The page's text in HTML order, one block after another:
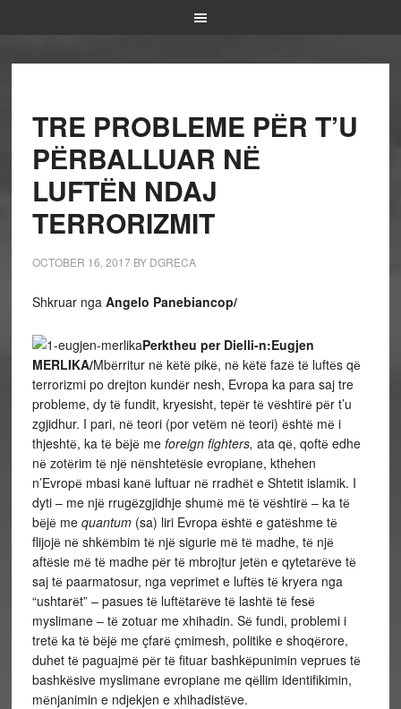
TRE PROBLEME PЁR T’U
PЁRBALLUAR NЁ
LUFTЁN NDAJ
TERRORIZMIT
OCTOBER 16, 2017BY DGRECA
Shkruar nga Angelo Panebiancop/
Perktheu per Dielli-n:Eugjen
MERLIKA/Mbёrritur nё kёtё pikё, nё kёtё fazё tё luftёs qё
terrorizmi po drejton kundёr nesh, Evropa ka para saj tre
probleme, dy tё fundit, kryesisht, tepёr tё vёshtirё pёr t’u
zgjidhur. I pari, nё teori (por vetёm nё teori) ёshtё mё i
thjeshtё, ka tё bёjё me foreign fighters, ata qё, qoftё edhe
nё zotёrim tё njё nёnshtetёsie evropiane, kthehen
n’Evropё mbasi kanё luftuar nё rradhёt e Shtetit islamik. I
dyti – me njё rrugёzgjidhje shumё mё tё vёshtirё – ka tё
bёjё me quantum (sa) liri Evropa ёshtё e gatёshme tё
flijojё nё shkёmbim tё njё sigurie mё tё madhe, tё njё
aftёsie mё tё madhe pёr tё mbrojtur jetёn e qytetarёve tё
saj tё paarmatosur, nga veprimet e luftёs tё kryera nga
“ushtarёt” – pasues tё luftёtarёve tё lashtё tё fesё
myslimane – tё zotuar me xhihadin. Sё fundi, problemi i
tretё ka tё bёjё me çfarё çmimesh, politike e shoqёrore,
duhet tё paguajmё pёr tё fituar bashkёpunimin veprues tё
bashkёsive myslimane evropiane me qёllim identifikimin,
mёnjanimin e ndjekjen e xhihadistёve.